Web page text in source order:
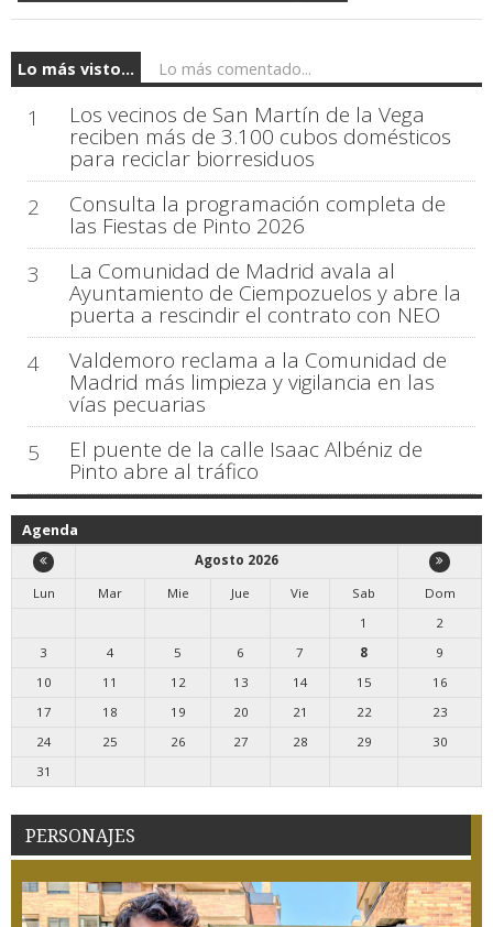
Lo más visto... Lo más comentado...
1 Los vecinos de San Martín de la Vega
reciben más de 3.100 cubos domésticos
para reciclar biorresiduos
2
Consulta la programación completa de
las Fiestas de Pinto 2026
3
La Comunidad de Madrid avala al
Ayuntamiento de Ciempozuelos y abre la
puerta a rescindir el contrato con NEO
4
Valdemoro reclama a la Comunidad de
Madrid más limpieza y vigilancia en las
vías pecuarias
5
El puente de la calle Isaac Albéniz de
Pinto abre al tráfico
Agenda
Agosto 2026
Lun
Mar Mie Jue Vie Sab
Dom
1
2
3
4 5 6 7 8
9
10
11 12 13 14 15
16
17
18 19 20 21 22
23
24
25 26 27 28 29
30
31
PERSONAJES